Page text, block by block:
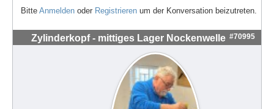
Bitte Anmelden oder Registrieren um der Konversation beizutreten.
Zylinderkopf - mittiges Lager Nockenwelle #70995